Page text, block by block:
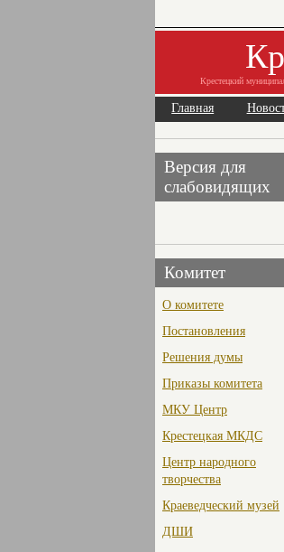
Крестецкий
Главная
Версия для
слабовидящих
Комитет
О комитете
Постановления
Решения думы
Приказы комитета
МКУ Центр
Крестецкая МКДС
Центр народного
творчества
Краеведческий музей
ДШИ